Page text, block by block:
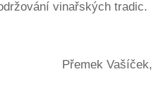
vinařských tradic.
Vašíček,